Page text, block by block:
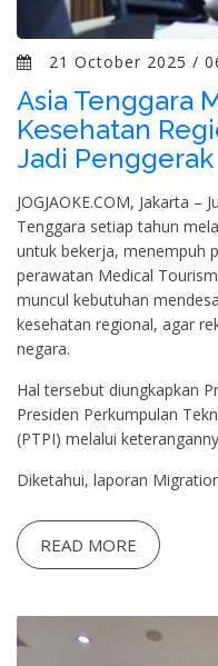
21 October 2025 /
Asia Tenggara
Kesehatan
Jadi Penggerak
JOGJAOKE.COM, Jakarta
Tenggara setiap tahun
untuk bekerja, menempuh
perawatan Medical
muncul kebutuhan
kesehatan regional, agar
negara.
Hal tersebut diungkapkan
Presiden Perkumpulan
(PTPI) melalui
Diketahui, laporan
READ MORE